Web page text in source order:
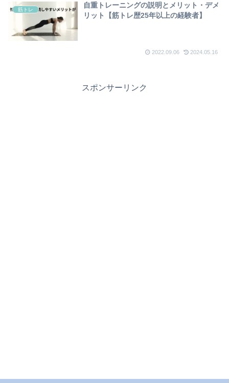
筋トレ
自重トレーニングの説明とメリット・デメ
リット【筋トレ歴25年以上の経験者】
2022.09.06 2024.05.16
スポンサーリンク